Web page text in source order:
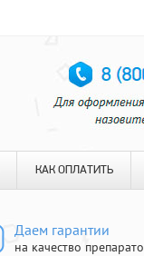
КАК ОПЛАТИТЬ
Даем гарантии
на качество